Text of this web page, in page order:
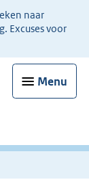
naar
Excuses voor
Menu